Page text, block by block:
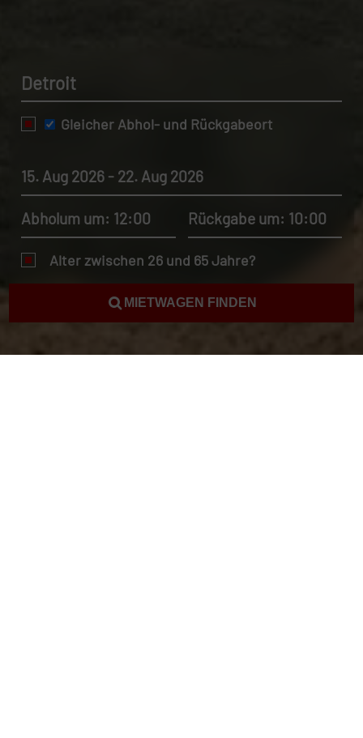
Detroit
Gleicher Abhol- und Rückgabeort
15. Aug 2026 - 22. Aug 2026
Abholum um: 12:00 Rückgabe um: 10:00
Alter zwischen 26 und 65 Jahre?
MIETWAGEN FINDEN